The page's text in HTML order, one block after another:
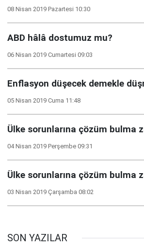
08 Nisan 2019 Pazartesi 10:30
ABD hâlâ dostumuz mu?
06 Nisan 2019 Cumartesi 09:03
Enflasyon düşecek demekle
05 Nisan 2019 Cuma 11:48
Ülke sorunlarına çözüm bulma
04 Nisan 2019 Perşembe 09:31
Ülke sorunlarına çözüm bulma
03 Nisan 2019 Çarşamba 08:02
SON YAZILAR